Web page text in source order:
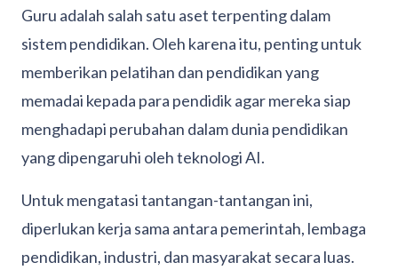
Guru adalah salah satu aset terpenting dalam
sistem pendidikan. Oleh karena itu, penting untuk
memberikan pelatihan dan pendidikan yang
memadai kepada para pendidik agar mereka siap
menghadapi perubahan dalam dunia pendidikan
yang dipengaruhi oleh teknologi AI.
Untuk mengatasi tantangan-tantangan ini,
diperlukan kerja sama antara pemerintah, lembaga
pendidikan, industri, dan masyarakat secara luas.